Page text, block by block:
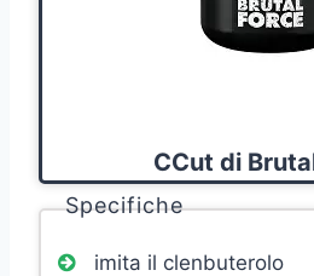
CCut di
Specifiche
imita il clenbuterolo